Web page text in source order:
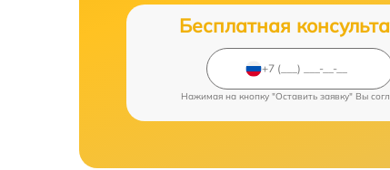
Бесплатная
Нажимая на кнопку "Оставить заявку" Вы